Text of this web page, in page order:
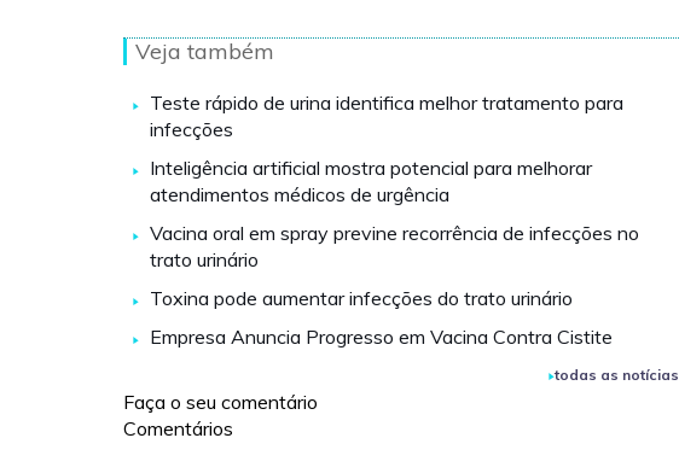
Veja também
Teste rápido de urina identifica melhor tratamento para
infecções
Inteligência artificial mostra potencial para melhorar
atendimentos médicos de urgência
Vacina oral em spray previne recorrência de infecções no
trato urinário
Toxina pode aumentar infecções do trato urinário
Empresa Anuncia Progresso em Vacina Contra Cistite
todas as notícias
Faça o seu comentário
Comentários